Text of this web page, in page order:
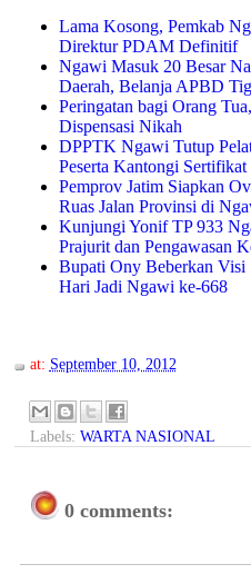
Lama Kosong, Pemkab
Direktur PDAM Definitif
Ngawi Masuk 20 Besar
Daerah, Belanja APBD
Peringatan bagi Orang
Dispensasi Nikah
DPPTK Ngawi Tutup
Peserta Kantongi
Pemprov Jatim Siapkan
Ruas Jalan Provinsi di
Kunjungi Yonif TP 933
Prajurit dan Pengawasan
Bupati Ony Beberkan Visi
Hari Jadi Ngawi ke-668
at: September 10, 2012
Labels: WARTA NASIONAL
0 comments: